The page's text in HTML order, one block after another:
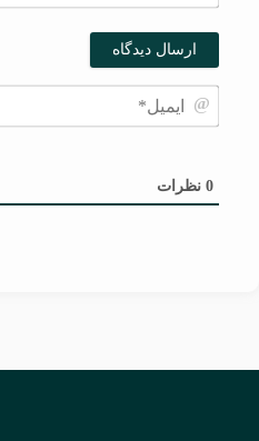
0نظرات